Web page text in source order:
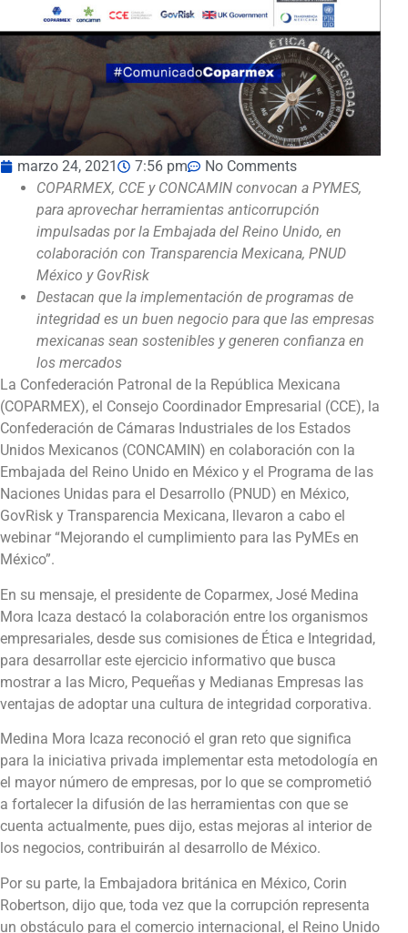
marzo 24, 2021 7:56 pm
No Comments
COPARMEX, CCE y CONCAMIN convocan a PYMES,
para aprovechar herramientas anticorrupción
impulsadas por la Embajada del Reino Unido, en
colaboración con Transparencia Mexicana, PNUD
México y GovRisk
Destacan que la implementación de programas de
integridad es un buen negocio para que las empresas
mexicanas sean sostenibles y generen confianza en
los mercados
La Confederación Patronal de la República Mexicana
(COPARMEX), el Consejo Coordinador Empresarial (CCE), la
Confederación de Cámaras Industriales de los Estados
Unidos Mexicanos (CONCAMIN) en colaboración con la
Embajada del Reino Unido en México y el Programa de las
Naciones Unidas para el Desarrollo (PNUD) en México,
GovRisk y Transparencia Mexicana, llevaron a cabo el
webinar “Mejorando el cumplimiento para las PyMEs en
México”.
En su mensaje, el presidente de Coparmex, José Medina
Mora Icaza destacó la colaboración entre los organismos
empresariales, desde sus comisiones de Ética e Integridad,
para desarrollar este ejercicio informativo que busca
mostrar a las Micro, Pequeñas y Medianas Empresas las
ventajas de adoptar una cultura de integridad corporativa.
Medina Mora Icaza reconoció el gran reto que significa
para la iniciativa privada implementar esta metodología en
el mayor número de empresas, por lo que se comprometió
a fortalecer la difusión de las herramientas con que se
cuenta actualmente, pues dijo, estas mejoras al interior de
los negocios, contribuirán al desarrollo de México.
Por su parte, la Embajadora británica en México, Corin
Robertson, dijo que, toda vez que la corrupción representa
un obstáculo para el comercio internacional, el Reino Unido